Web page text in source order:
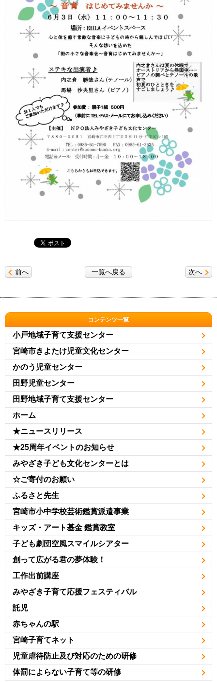
次へ
前へ 一覧へ戻る
コンテンツ一覧
小戸地域子育て支援センター
宮崎市きよたけ児童文化センター
かのう児童センター
田野児童センター
田野地域子育て支援センター
ホーム
★ニュースリリース
★25周年イベントのお知らせ
みやざき子ども文化センターとは
☆ご寄付のお願い
ふるさと先生
宮崎市小中学校芸術鑑賞派遣事業
キッズ・アート基金 鑑賞教室
子ども劇団空風スマイルシアター
創って広がる君の夢体験！
工作出前講座
みやざき子育て応援フェスティバル
託児
赤ちゃんの駅
宮崎子育てネット
児童虐待防止及び対応のための研修
体罰によらない子育て等の研修